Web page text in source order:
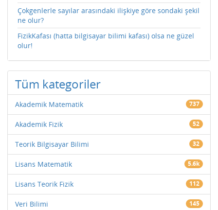
Çokgenlerle sayılar arasındaki ilişkiye göre sondaki şekil
ne olur?
FizikKafası (hatta bilgisayar bilimi kafası) olsa ne güzel
olur!
Tüm kategoriler
Akademik Matematik 737
Akademik Fizik 52
Teorik Bilgisayar Bilimi 32
Lisans Matematik 5.6k
Lisans Teorik Fizik 112
Veri Bilimi 145